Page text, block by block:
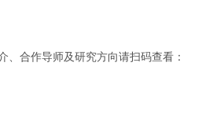
合作导师及研究方向请扫码查看：